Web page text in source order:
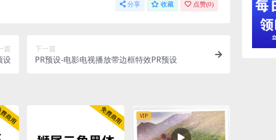
分享 收藏 点赞(0)
篇
设
下一篇
PR预设-电影电视播放带边框特效PR预设
VIP